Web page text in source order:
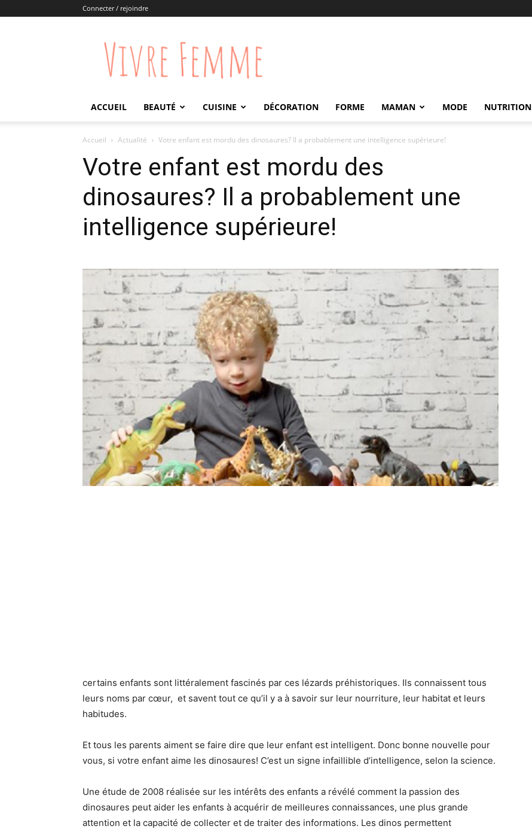
Connecter / rejoindre
Vivre
Femme
ACCUEIL BEAUTÉ CUISINE DÉCORATION FORME MAMAN MODE NUTRITION
Accueil Actualité Votre enfant est mordu des dinosaures? Il a probablement une intelligence supérieure!
Votre enfant est mordu des
dinosaures? Il a probablement une
intelligence supérieure!
certains enfants sont littéralement fascinés par ces lézards préhistoriques. Ils connaissent tous
leurs noms par cœur, et savent tout ce qu’il y a à savoir sur leur nourriture, leur habitat et leurs
habitudes.
Et tous les parents aiment se faire dire que leur enfant est intelligent. Donc bonne nouvelle pour
vous, si votre enfant aime les dinosaures! C’est un signe infaillible d’intelligence, selon la science.
Une étude de 2008 réalisée sur les intérêts des enfants a révélé comment la passion des
dinosaures peut aider les enfants à acquérir de meilleures connaissances, une plus grande
attention et la capacité de collecter et de traiter des informations. Les dinos permettent